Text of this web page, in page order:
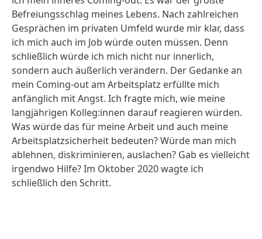
Befreiungsschlag meines Lebens. Nach zahlreichen
Gesprächen im privaten Umfeld wurde mir klar, dass
ich mich auch im Job würde outen müssen. Denn
schließlich würde ich mich nicht nur innerlich,
sondern auch äußerlich verändern. Der Gedanke an
mein Coming-out am Arbeitsplatz erfüllte mich
anfänglich mit Angst. Ich fragte mich, wie meine
langjährigen Kolleg:innen darauf reagieren würden.
Was würde das für meine Arbeit und auch meine
Arbeitsplatzsicherheit bedeuten? Würde man mich
ablehnen, diskriminieren, auslachen? Gab es vielleicht
irgendwo Hilfe? Im Oktober 2020 wagte ich
schließlich den Schritt.